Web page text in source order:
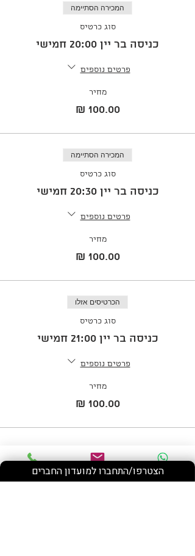
המכירה הסתיימה
סוג כרטיס
כניסה בר יין 20:00 חמישי
פרטים נוספים
מחיר
‏100.00 ‏₪
המכירה הסתיימה
סוג כרטיס
כניסה בר יין 20:30 חמישי
פרטים נוספים
מחיר
‏100.00 ‏₪
הכרטיסים אזלו
סוג כרטיס
כניסה בר יין 21:00 חמישי
פרטים נוספים
מחיר
‏100.00 ‏₪
Phone Email WhatsApp
הצטרפו/התחברו למועדון החברים